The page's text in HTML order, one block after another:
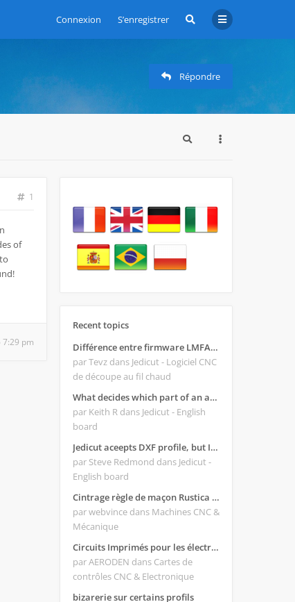
Connexion S’enregistrer
Répondre
1
of
7:29 pm
Recent topics
Différence entre firmware LMFAO_V4_8_0 et du GRBL
par Tevz dans Jedicut - Logiciel CNC
de découpe au fil chaud
What decides which part of an airfoil is the extrado and intrado?
par Keith R dans Jedicut - English
board
Jedicut aceepts DXF profile, but It won't cut (Icons grayed out)
par Steve Redmond dans Jedicut -
English board
Cintrage règle de maçon Rustica 2018C
par webvince dans Machines CNC &
Mécanique
Circuits Imprimés pour les électroniques:
par AERODEN dans Cartes de
contrôles CNC & Electronique
bizarerie sur certains profils